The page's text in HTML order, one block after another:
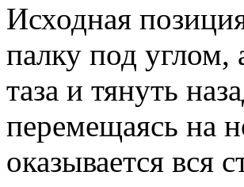
Исходная
палку под углом,
таза и тянуть
перемещаясь на
оказывается вся